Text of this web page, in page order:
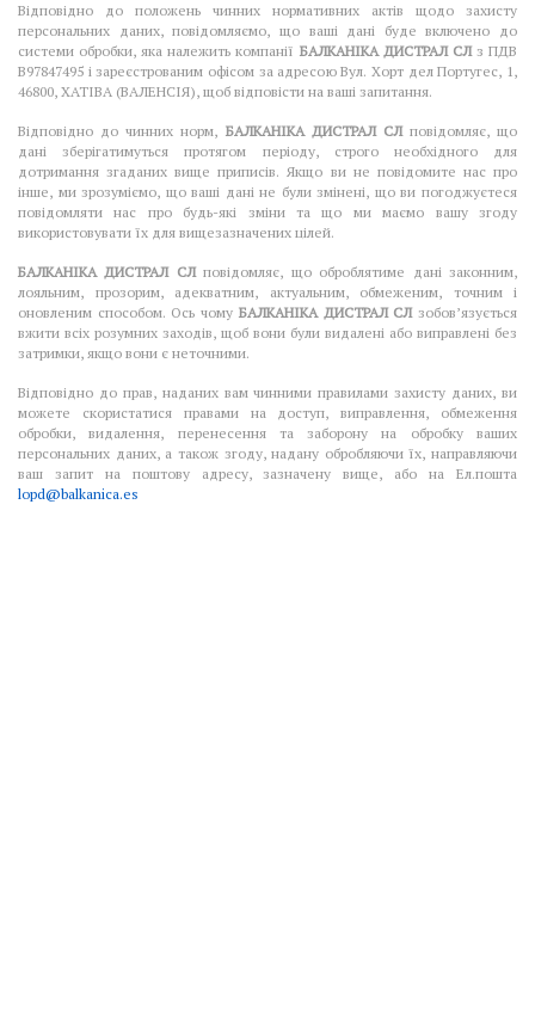
Відповідно до положень чинних нормативних актів щодо захисту
персональних даних, повідомляємо, що ваші дані буде включено до
системи обробки, яка належить компанії БАЛКАНІКА ДИСТРАЛ СЛз ПДВ
B97847495 і зареєстрованим офісом за адресою Вул. Хорт дел Португес, 1,
46800, ХАТІВА (ВАЛЕНСІЯ), щоб відповісти на ваші запитання.
Відповідно до чинних норм, БАЛКАНІКА ДИСТРАЛ СЛповідомляє, що
дані зберігатимуться протягом періоду, строго необхідного для
дотримання згаданих вище приписів. Якщо ви не повідомите нас про
інше, ми зрозуміємо, що ваші дані не були змінені, що ви погоджуєтеся
повідомляти нас про будь-які зміни та що ми маємо вашу згоду
використовувати їх для вищезазначених цілей.
БАЛКАНІКА ДИСТРАЛ СЛповідомляє, що оброблятиме дані законним,
лояльним, прозорим, адекватним, актуальним, обмеженим, точним і
оновленим способом. Ось чому БАЛКАНІКА ДИСТРАЛ СЛзобов’язується
вжити всіх розумних заходів, щоб вони були видалені або виправлені без
затримки, якщо вони є неточними.
Відповідно до прав, наданих вам чинними правилами захисту даних, ви
можете скористатися правами на доступ, виправлення, обмеження
обробки, видалення, перенесення та заборону на обробку ваших
персональних даних, а також згоду, надану обробляючи їх, направляючи
ваш запит на поштову адресу, зазначену вище, або на Ел.пошта
lopd@balkanica.es